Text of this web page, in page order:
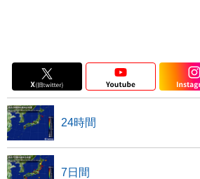
24時間
7日間